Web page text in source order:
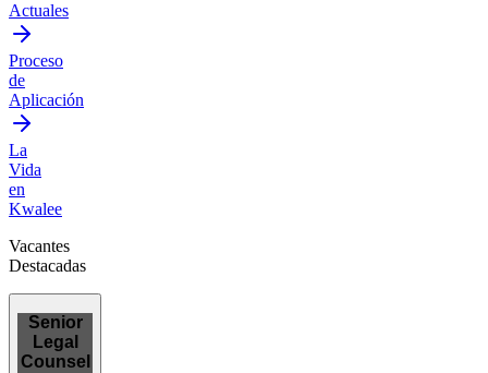
Actuales
Proceso
de
Aplicación
La
Vida
en
Kwalee
Vacantes
Destacadas
Senior
Legal
Counsel